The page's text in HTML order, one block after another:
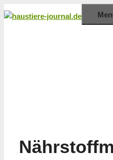
Zum
Inhalt